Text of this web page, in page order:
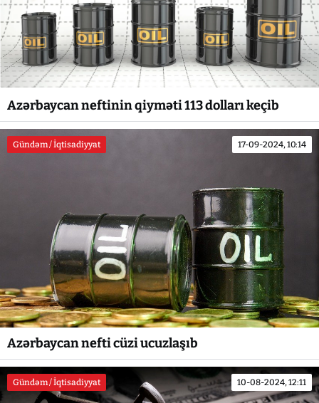
Azərbaycan neftinin qiyməti 113 dolları keçib
Gündəm / İqtisadiyyat 17-09-2024, 10:14
Azərbaycan nefti cüzi ucuzlaşıb
Gündəm / İqtisadiyyat 10-08-2024, 12:11